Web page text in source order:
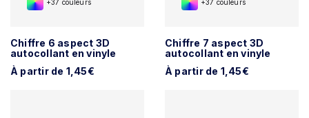
+37 couleurs
Chiffre 6 aspect 3D
autocollant en vinyle
À partir de 1,45€
+37 couleurs
Chiffre 7 aspect 3D
autocollant en vinyle
À partir de 1,45€